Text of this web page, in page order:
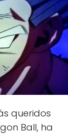
queridos
Ball, ha